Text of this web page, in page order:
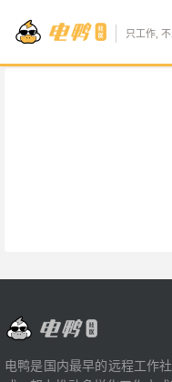
只工作,
电鸭是国内最早的远程工作